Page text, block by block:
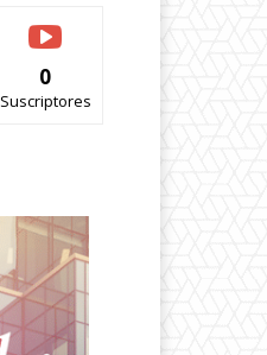
0
Suscriptores